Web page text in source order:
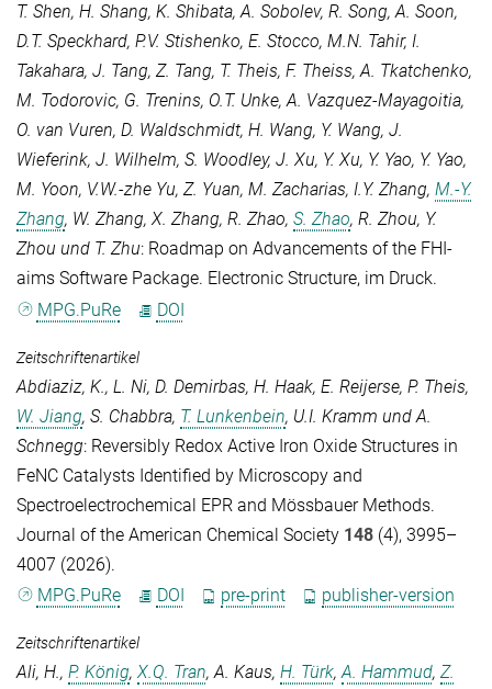
T. Shen, H. Shang, K. Shibata,A. Sobolev, R. Song,A. Soon,
D.T. Speckhard, P.V. Stishenko, E. Stocco, M.N. Tahir, I.
Takahara, J. Tang, Z. Tang, T. Theis, F. Theiss,A. Tkatchenko,
M. Todorovic, G. Trenins, O.T. Unke,A. Vazquez-Mayagoitia,
O. van Vuren, D. Waldschmidt, H. Wang, Y. Wang, J.
Wieferink, J. Wilhelm, S. Woodley, J. Xu, Y. Xu, Y. Yao, Y. Yao,
M. Yoon, V.W.-zhe Yu, Z. Yuan, M. Zacharias, I.Y. Zhang, M.-Y.
Zhang, W. Zhang, X. Zhang, R. Zhao, S. Zhao, R. Zhou, Y.
Zhou und T. Zhu: Roadmap on Advancements of the FHI-
aims Software Package. Electronic Structure, im Druck.
MPG.PuRe
DOI
Zeitschriftenartikel
Abdiaziz, K., L. Ni, D. Demirbas, H. Haak, E. Reijerse, P. Theis,
W. Jiang, S. Chabbra, T. Lunkenbein, U.I. Kramm und A.
Schnegg: Reversibly Redox Active Iron Oxide Structures in
FeNC Catalysts Identified by Microscopy and
Spectroelectrochemical EPR and Mössbauer Methods.
Journal of the American Chemical Society 148 (4), 3995–
4007 (2026).
MPG.PuRe
DOI pre-print publisher-version
Zeitschriftenartikel
Ali, H., P. König, X.Q. Tran,A. Kaus, H. Türk,A. Hammud, Z.